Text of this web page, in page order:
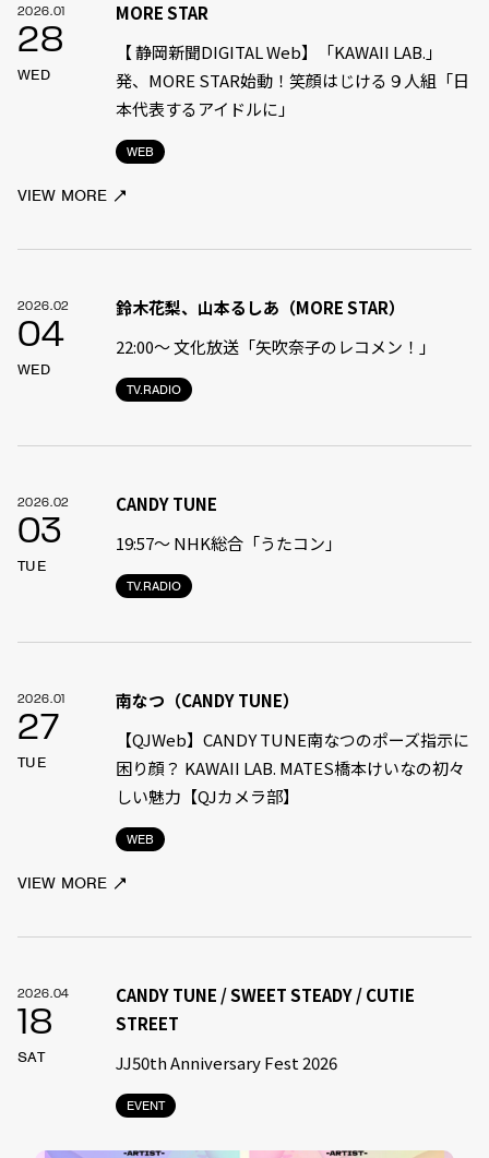
2026.01
28
WED
WEB
MORE STAR
【 静岡新聞DIGITAL Web】「KAWAII LAB.」
発、MORE STAR始動！笑顔はじける９人組「日
本代表するアイドルに」
VIEW MORE
2026.02
04
WED
TV.RADIO
鈴木花梨、山本るしあ（MORE STAR）
22:00〜 文化放送「矢吹奈子のレコメン！」
2026.02
03
TUE
TV.RADIO
CANDY TUNE
19:57〜 NHK総合「うたコン」
2026.01
27
TUE
WEB
南なつ（CANDY TUNE）
【QJWeb】CANDY TUNE南なつのポーズ指示に
困り顔？ KAWAII LAB. MATES橋本けいなの初々
しい魅力【QJカメラ部】
VIEW MORE
2026.04
18
SAT
EVENT
CANDY TUNE / SWEET STEADY / CUTIE
STREET
JJ50th Anniversary Fest 2026